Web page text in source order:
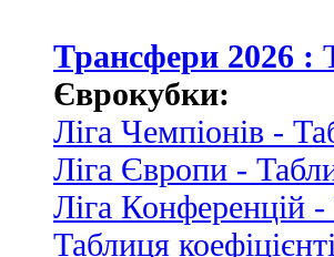
Трансфери 2026 :
Єврокубки:
Ліга Чемпіонів -
Ліга Європи -
Ліга Конференцій
Таблиця